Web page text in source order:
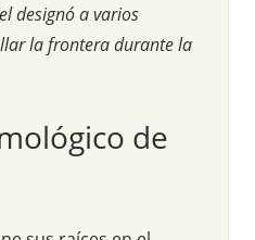
designó a varios
la frontera durante la
de